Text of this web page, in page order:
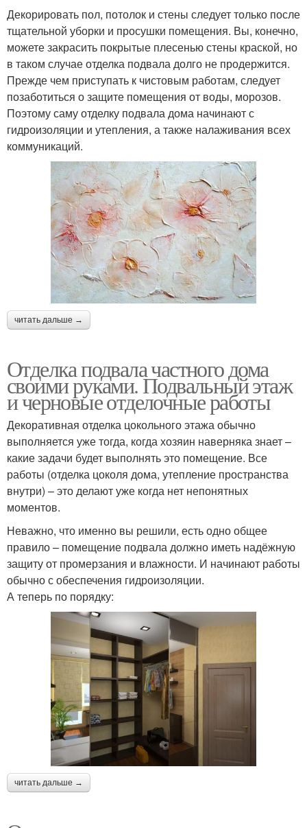
Декорировать пол, потолок и стены следует только после
тщательной уборки и просушки помещения. Вы, конечно,
можете закрасить покрытые плесенью стены краской, но
в таком случае отделка подвала долго не продержится.
Прежде чем приступать к чистовым работам, следует
позаботиться о защите помещения от воды, морозов.
Поэтому саму отделку подвала дома начинают с
гидроизоляции и утепления, а также налаживания всех
коммуникаций.
читать дальше →
Отделка подвала частного дома
своими руками. Подвальный этаж
и черновые отделочные работы
Декоративная отделка цокольного этажа обычно
выполняется уже тогда, когда хозяин наверняка знает –
какие задачи будет выполнять это помещение. Все
работы (отделка цоколя дома, утепление пространства
внутри) – это делают уже когда нет непонятных
моментов.
Неважно, что именно вы решили, есть одно общее
правило – помещение подвала должно иметь надёжную
защиту от промерзания и влажности. И начинают работы
обычно с обеспечения гидроизоляции.
А теперь по порядку:
читать дальше →